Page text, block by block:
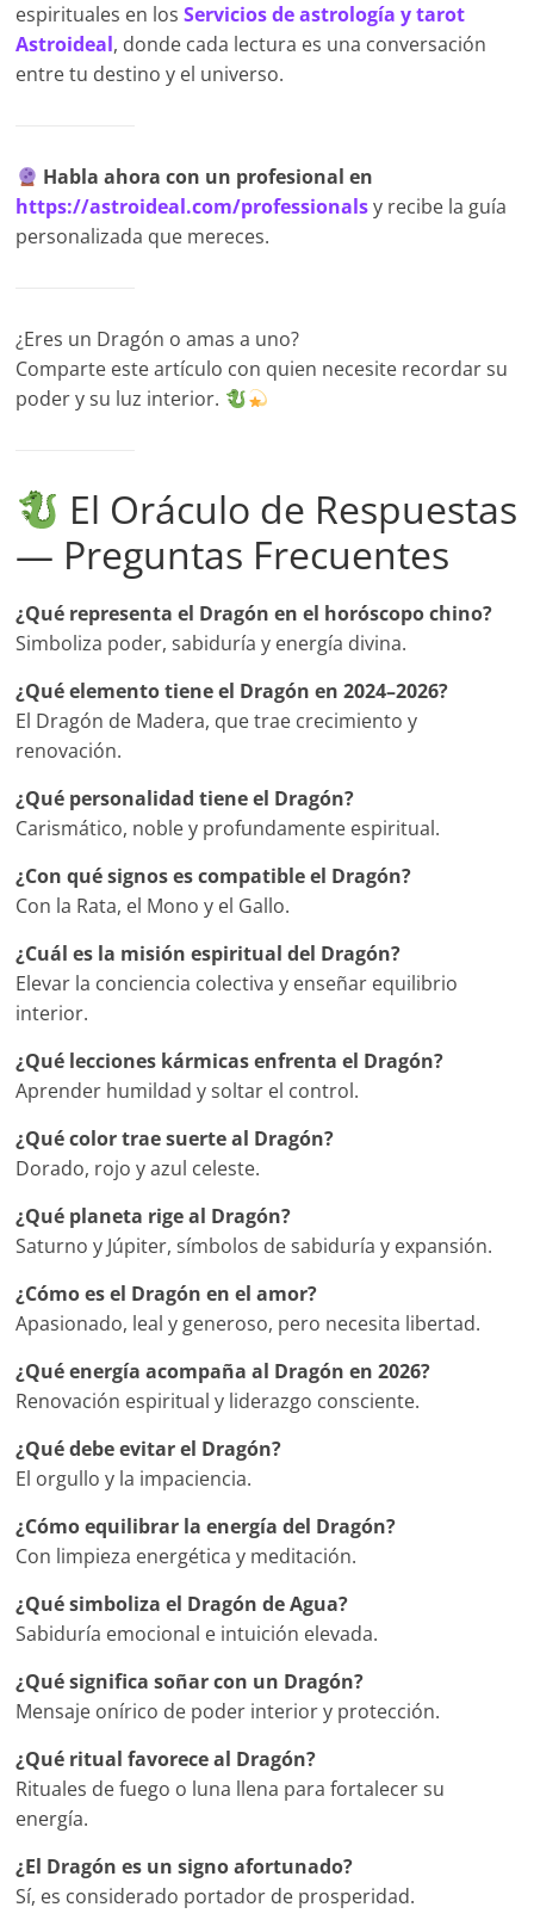
espirituales en losServicios de astrología y tarot
Astroideal, donde cada lectura es una conversación
entre tu destino y el universo.
Habla ahora con un profesional en
https://astroideal.com/professionalsy recibe la guía
personalizada que mereces.
¿Eres un Dragón o amas a uno?
Comparte este artículo con quien necesite recordar su
poder y su luz interior.
El Oráculo de Respuestas
— Preguntas Frecuentes
¿Qué representa el Dragón en el horóscopo chino?
Simboliza poder, sabiduría y energía divina.
¿Qué elemento tiene el Dragón en 2024–2026?
El Dragón de Madera, que trae crecimiento y
renovación.
¿Qué personalidad tiene el Dragón?
Carismático, noble y profundamente espiritual.
¿Con qué signos es compatible el Dragón?
Con la Rata, el Mono y el Gallo.
¿Cuál es la misión espiritual del Dragón?
Elevar la conciencia colectiva y enseñar equilibrio
interior.
¿Qué lecciones kármicas enfrenta el Dragón?
Aprender humildad y soltar el control.
¿Qué color trae suerte al Dragón?
Dorado, rojo y azul celeste.
¿Qué planeta rige al Dragón?
Saturno y Júpiter, símbolos de sabiduría y expansión.
¿Cómo es el Dragón en el amor?
Apasionado, leal y generoso, pero necesita libertad.
¿Qué energía acompaña al Dragón en 2026?
Renovación espiritual y liderazgo consciente.
¿Qué debe evitar el Dragón?
El orgullo y la impaciencia.
¿Cómo equilibrar la energía del Dragón?
Con limpieza energética y meditación.
¿Qué simboliza el Dragón de Agua?
Sabiduría emocional e intuición elevada.
¿Qué significa soñar con un Dragón?
Mensaje onírico de poder interior y protección.
¿Qué ritual favorece al Dragón?
Rituales de fuego o luna llena para fortalecer su
energía.
¿El Dragón es un signo afortunado?
Sí, es considerado portador de prosperidad.